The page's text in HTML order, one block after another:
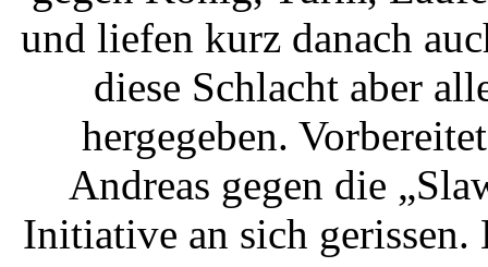
und liefen kurz danach
diese Schlacht aber
hergegeben.
Andreas gegen die
Initiative an sich gerissen.